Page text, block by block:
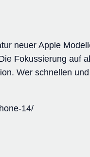
neuer Apple
Fokussierung auf
Wer schnellen
14/